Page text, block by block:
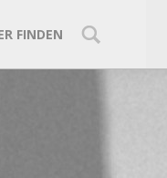
FINDEN